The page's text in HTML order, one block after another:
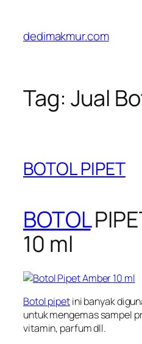
content
dedimakmur.com
Tag: Jual
BOTOL PIPET
BOTOL
10 ml
Botol pipetini banyak
untuk mengemas sampel
vitamin, parfum dll.